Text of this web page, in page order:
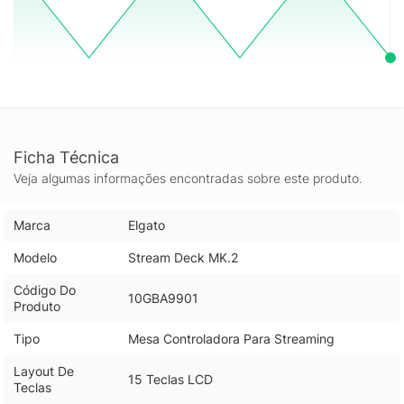
Ficha Técnica
Veja algumas informações encontradas sobre este produto.
Marca Elgato
Modelo Stream Deck MK.2
Código Do
Produto
10GBA9901
Tipo Mesa Controladora Para Streaming
Layout De
Teclas
15 Teclas LCD